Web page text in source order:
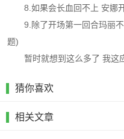
8.如果会长血回不上 安娜
9.除了开场第一回合玛丽
题)
暂时就想到这么多了 我这
猜你喜欢
相关文章